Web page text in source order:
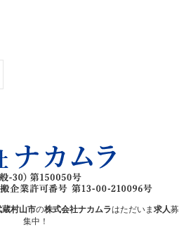
蔵村山市の株式会社ナカムラはただいま 求人募
集中！